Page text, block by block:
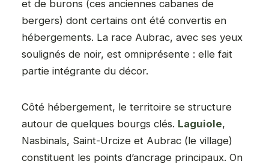
et de burons (ces anciennes cabanes de
bergers) dont certains ont été convertis en
hébergements. La race Aubrac, avec ses yeux
soulignés de noir, est omniprésente : elle fait
partie intégrante du décor.
Côté hébergement, le territoire se structure
autour de quelques bourgs clés. Laguiole,
Nasbinals, Saint-Urcize et Aubrac (le village)
constituent les points d’ancrage principaux. On